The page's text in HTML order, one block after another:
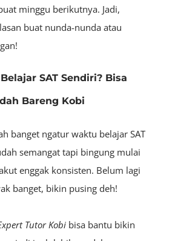
minggu berikutnya. Jadi,
buat nunda-nunda atau
SAT Sendiri? Bisa
Bareng Kobi
banget ngatur waktu belajar SAT
semangat tapi bingung mulai
enggak konsisten. Belum lagi
banget, bikin pusing deh!
Tutor Kobi bisa bantu bikin